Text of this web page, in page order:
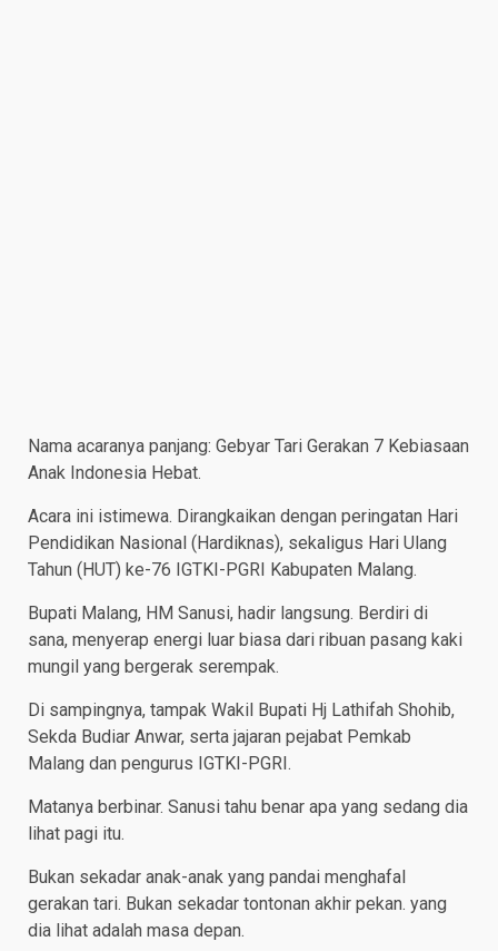
Nama acaranya panjang: Gebyar Tari Gerakan 7 Kebiasaan
Anak Indonesia Hebat.
Acara ini istimewa. Dirangkaikan dengan peringatan Hari
Pendidikan Nasional (Hardiknas), sekaligus Hari Ulang
Tahun (HUT) ke-76 IGTKI-PGRI Kabupaten Malang.
Bupati Malang, HM Sanusi, hadir langsung. Berdiri di
sana, menyerap energi luar biasa dari ribuan pasang kaki
mungil yang bergerak serempak.
Di sampingnya, tampak Wakil Bupati Hj Lathifah Shohib,
Sekda Budiar Anwar, serta jajaran pejabat Pemkab
Malang dan pengurus IGTKI-PGRI.
Matanya berbinar. Sanusi tahu benar apa yang sedang dia
lihat pagi itu.
Bukan sekadar anak-anak yang pandai menghafal
gerakan tari. Bukan sekadar tontonan akhir pekan. yang
dia lihat adalah masa depan.